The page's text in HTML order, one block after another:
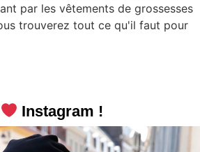
par les vêtements de grossesses
trouverez tout ce qu'il faut pour
Instagram !